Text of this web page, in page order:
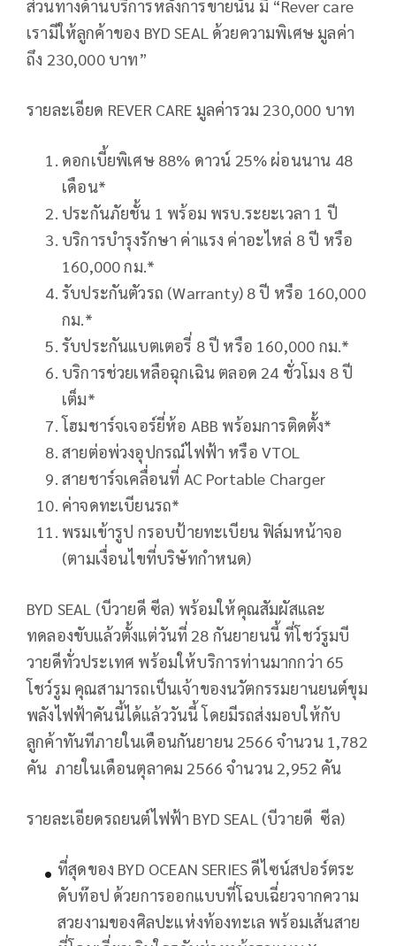
ส่วนทางด้านบริการหลังการขายนั้น มี “Rever care
เรามีให้ลูกค้าของ BYD SEAL ด้วยความพิเศษ มูลค่า
ถึง 230,000 บาท”
รายละเอียด REVER CARE มูลค่ารวม 230,000 บาท
ดอกเบี้ยพิเศษ 88% ดาวน์ 25% ผ่อนนาน 48
เดือน*
ประกันภัยชั้น 1 พร้อม พรบ.ระยะเวลา 1 ปี
บริการบำรุงรักษา ค่าแรง ค่าอะไหล่ 8 ปี หรือ
160,000 กม.*
รับประกันตัวรถ (Warranty) 8 ปี หรือ 160,000
กม.*
รับประกันแบตเตอรี่ 8 ปี หรือ 160,000 กม.*
บริการช่วยเหลือฉุกเฉิน ตลอด 24 ชั่วโมง 8 ปี
เต็ม*
โฮมชาร์จเจอร์ยี่ห้อ ABB พร้อมการติดตั้ง*
สายต่อพ่วงอุปกรณ์ไฟฟ้า หรือ VTOL
สายชาร์จเคลื่อนที่ AC Portable Charger
ค่าจดทะเบียนรถ*
พรมเข้ารูป กรอบป้ายทะเบียน ฟิล์มหน้าจอ
(ตามเงื่อนไขที่บริษัทกำหนด)
BYD SEAL (บีวายดี ซีล) พร้อมให้คุณสัมผัสและ
ทดลองขับแล้วตั้งแต่วันที่ 28 กันยายนนี้ ที่โชว์รูมบี
วายดีทั่วประเทศ พร้อมให้บริการท่านมากกว่า 65
โชว์รูม คุณสามารถเป็นเจ้าของนวัตกรรมยานยนต์ขุม
พลังไฟฟ้าคันนี้ได้แล้ววันนี้ โดยมีรถส่งมอบให้กับ
ลูกค้าทันทีภายในเดือนกันยายน 2566 จำนวน 1,782
คัน ภายในเดือนตุลาคม 2566 จำนวน 2,952 คัน
รายละเอียดรถยนต์ไฟฟ้า BYD SEAL (บีวายดี ซีล)
ที่สุดของ BYD OCEAN SERIES ดีไซน์สปอร์ตระ
ดับท๊อป ด้วยการออกแบบที่โฉบเฉี่ยวจากความ
สวยงามของศิลปะแห่งท้องทะเล พร้อมเส้นสาย